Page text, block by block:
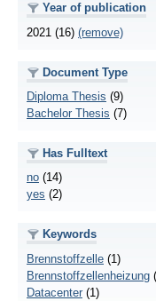
Year of publication
2021 (16) (remove)
Document Type
Diploma Thesis (9)
Bachelor Thesis (7)
Has Fulltext
no (14)
yes (2)
Keywords
Brennstoffzelle (1)
Brennstoffzellenheizung
Datacenter (1)